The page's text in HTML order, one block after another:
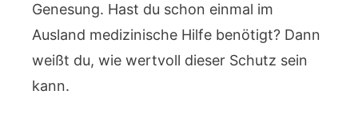
Genesung. Hast du schon einmal im
Ausland medizinische Hilfe benötigt? Dann
weißt du, wie wertvoll dieser Schutz sein
kann.